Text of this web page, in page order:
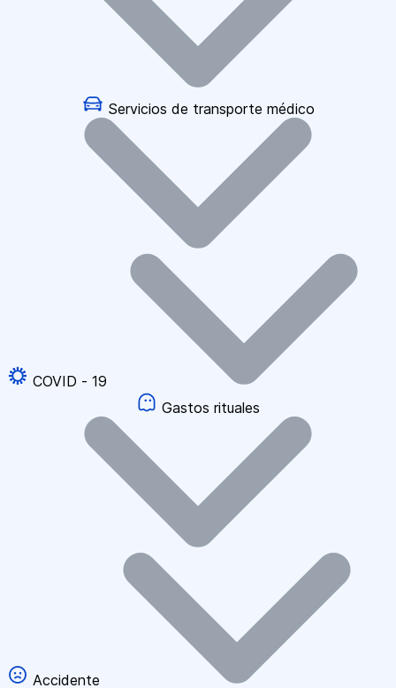
Servicios de transporte médico
COVID - 19
Gastos rituales
Accidente